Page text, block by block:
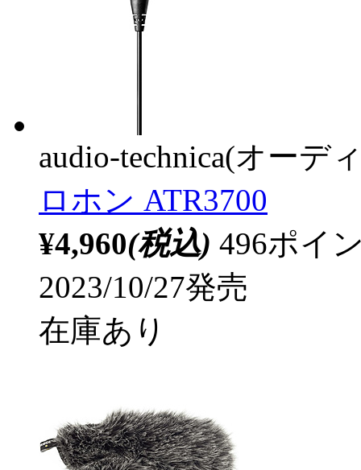
audio-technica(オーデ
ロホン ATR3700
¥4,960(税込) 496ポイ
2023/10/27発売
在庫あり